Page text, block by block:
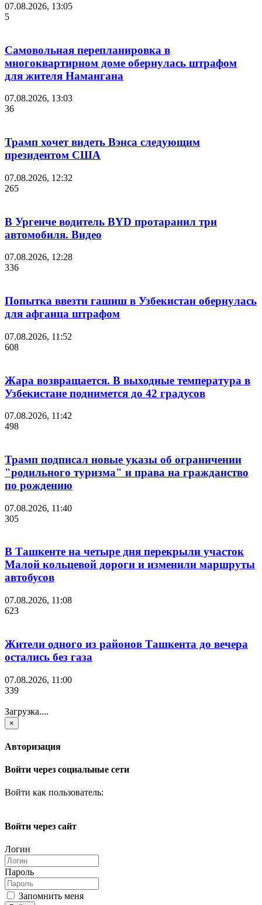
07.08.2026, 13:05
5
Самовольная перепланировка в
многоквартирном доме обернулась штрафом
для жителя Намангана
07.08.2026, 13:03
36
Трамп хочет видеть Вэнса следующим
президентом США
07.08.2026, 12:32
265
В Ургенче водитель BYD протаранил три
автомобиля. Видео
07.08.2026, 12:28
336
Попытка ввезти гашиш в Узбекистан обернулась
для афганца штрафом
07.08.2026, 11:52
608
Жара возвращается. В выходные температура в
Узбекистане поднимется до 42 градусов
07.08.2026, 11:42
498
Трамп подписал новые указы об ограничении
"родильного туризма" и права на гражданство
по рождению
07.08.2026, 11:40
305
В Ташкенте на четыре дня перекрыли участок
Малой кольцевой дороги и изменили маршруты
автобусов
07.08.2026, 11:08
623
Жители одного из районов Ташкента до вечера
остались без газа
07.08.2026, 11:00
339
Загрузка....
×
Авторизация
Войти через социальные сети
Войти как пользователь:
Войти через сайт
Логин
Пароль
Запомнить меня